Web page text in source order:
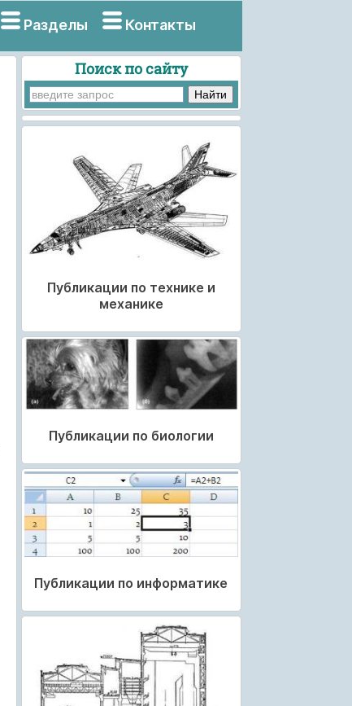
Разделы Контакты
Поиск по сайту
Публикации по технике и
механике
Публикации по биологии
Публикации по информатике